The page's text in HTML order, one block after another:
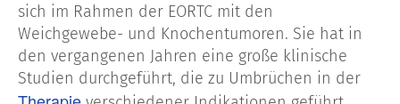
sich im Rahmen der EORTC mit den
Weichgewebe- und Knochentumoren. Sie hat in
den vergangenen Jahren eine große klinische
Studien durchgeführt, die zu Umbrüchen in der